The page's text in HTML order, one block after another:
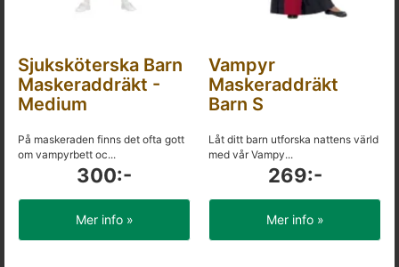
Sjuksköterska Barn
Maskeraddräkt -
Medium
På maskeraden finns det ofta gott
om vampyrbett oc...
300:-
Mer info »
Vampyr
Maskeraddräkt
Barn S
Låt ditt barn utforska nattens värld
med vår Vampy...
269:-
Mer info »